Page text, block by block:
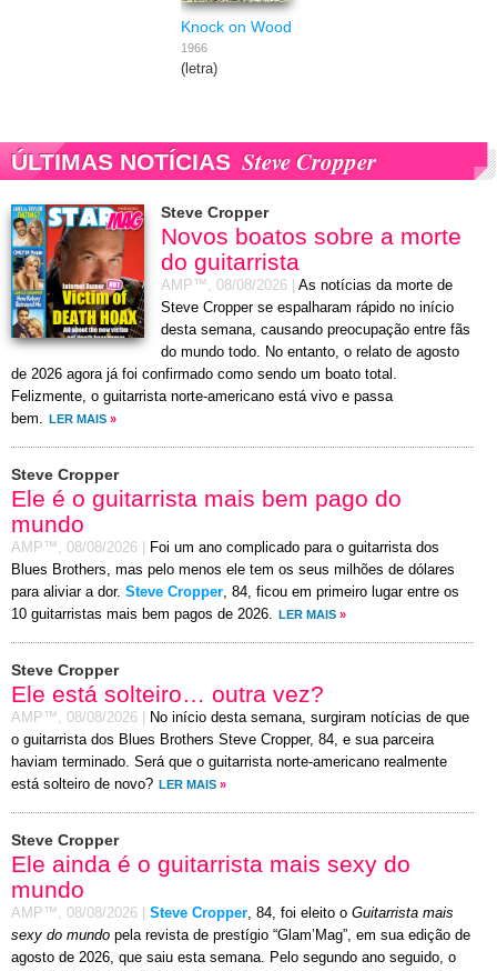
Knock on Wood
1966
(letra)
ÚLTIMAS NOTÍCIAS Steve Cropper
Steve Cropper
Novos boatos sobre a morte
do guitarrista
AMP™, 08/08/2026
As notícias da morte de
Steve Cropper se espalharam rápido no início
desta semana, causando preocupação entre fãs
do mundo todo. No entanto, o relato de agosto
de 2026 agora já foi confirmado como sendo um boato total.
Felizmente, o guitarrista norte-americano está vivo e passa
bem.
LER MAIS »
Steve Cropper
Ele é o guitarrista mais bem pago do
mundo
AMP™, 08/08/2026
Foi um ano complicado para o guitarrista dos
Blues Brothers, mas pelo menos ele tem os seus milhões de dólares
para aliviar a dor. Steve Cropper, 84, ficou em primeiro lugar entre os
10 guitarristas mais bem pagos de 2026.
LER MAIS »
Steve Cropper
Ele está solteiro… outra vez?
AMP™, 08/08/2026
No início desta semana, surgiram notícias de que
o guitarrista dos Blues Brothers Steve Cropper, 84, e sua parceira
haviam terminado. Será que o guitarrista norte-americano realmente
está solteiro de novo? LER MAIS »
Steve Cropper
Ele ainda é o guitarrista mais sexy do
mundo
AMP™, 08/08/2026 Steve Cropper, 84, foi eleito o Guitarrista mais
sexy do mundo pela revista de prestígio “Glam’Mag”, em sua edição de
agosto de 2026, que saiu esta semana. Pelo segundo ano seguido, o